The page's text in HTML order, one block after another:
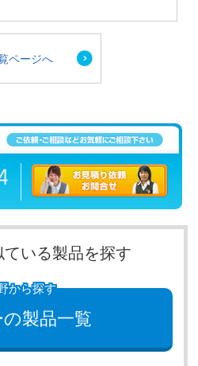
ページへ
いる製品を探す
から探す
製品一覧